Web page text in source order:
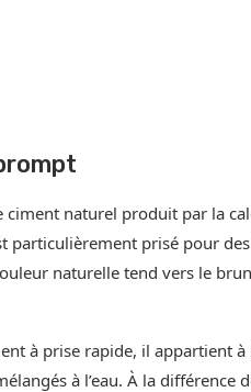
naturel produit par la
particulièrement prisé pour
naturelle tend vers le
à prise rapide, il appartient
à l’eau. À la différence